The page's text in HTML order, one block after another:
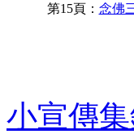
第15頁： 念佛
小宣傳